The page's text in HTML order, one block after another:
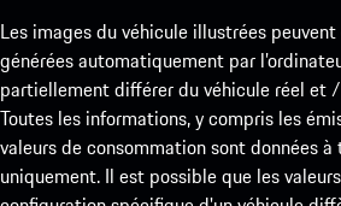
Les images du véhicule illustrées
générées automatiquement par
partiellement différer du véhicule réel et
Toutes les informations, y compris les
valeurs de consommation sont données
uniquement. Il est possible que les